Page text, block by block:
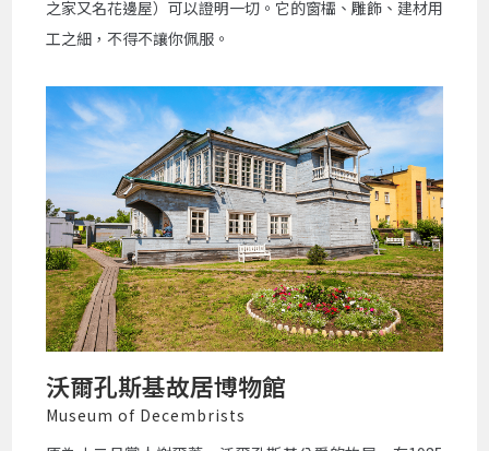
之家又名花邊屋）可以證明一切。它的窗櫺、雕飾、建材用
工之細，不得不讓你佩服。
沃爾孔斯基故居博物館
Museum of Decembrists